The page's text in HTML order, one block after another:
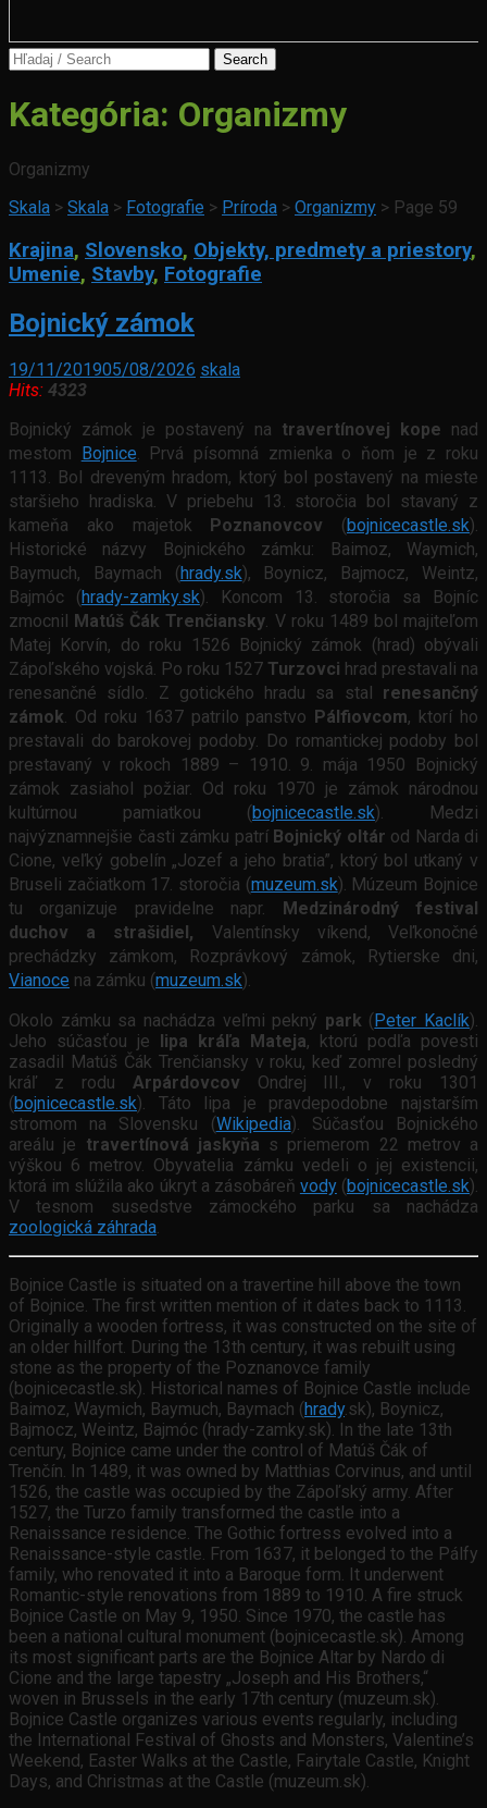
Search
Kategória: Organizmy
Organizmy
Skala > Skala > Fotografie > Príroda > Organizmy > Page 59
Krajina, Slovensko, Objekty, predmety a priestory,
Umenie, Stavby, Fotografie
Bojnický zámok
19/11/201905/08/2026 skala
Hits: 4323
Bojnický zámok je postavený na travertínovej kope nad
mestom
Bojnice. Prvá písomná zmienka o ňom je z roku
1113. Bol dreveným hradom, ktorý bol postavený na mieste
staršieho hradiska. V priebehu 13. storočia bol stavaný z
kameňa ako majetok
Poznanovcov (bojnicecastle.sk).
Historické názvy Bojnického zámku: Baimoz, Waymich,
Baymuch, Baymach (hrady.sk), Boynicz, Bajmocz, Weintz,
Bajmóc (hrady-zamky.sk). Koncom 13. storočia sa Bojníc
zmocnil
Matúš Čák Trenčiansky. V roku 1489 bol majiteľom
Matej Korvín, do roku 1526 Bojnický zámok (hrad) obývali
Zápoľského vojská. Po roku 1527 Turzovci hrad prestavali na
renesančné sídlo. Z gotického hradu sa stal renesančný
zámok. Od roku 1637 patrilo panstvo Pálfiovcom, ktorí ho
prestavali do barokovej podoby. Do romantickej podoby bol
prestavaný v rokoch 1889 – 1910. 9. mája 1950 Bojnický
zámok zasiahol požiar. Od roku 1970 je zámok národnou
kultúrnou pamiatkou (bojnicecastle.sk). Medzi
najvýznamnejšie časti zámku patrí Bojnický oltár od Narda di
Cione, veľký gobelín „Jozef a jeho bratia”, ktorý bol utkaný v
Bruseli začiatkom 17. storočia (muzeum.sk). Múzeum Bojnice
tu organizuje pravidelne napr.
Medzinárodný festival
duchov a strašidiel, Valentínsky víkend, Veľkonočné
prechádzky zámkom, Rozprávkový zámok, Rytierske dni,
Vianoce na zámku (muzeum.sk).
Okolo zámku sa nachádza veľmi pekný park ( Peter Kaclík).
Jeho súčasťou je
lipa kráľa Mateja, ktorú podľa povesti
zasadil Matúš Čák Trenčiansky v roku, keď zomrel posledný
kráľ z rodu Arpárdovcov Ondrej III., v roku 1301
(bojnicecastle.sk). Táto lipa je pravdepodobne najstarším
stromom na Slovensku (Wikipedia). Súčasťou Bojnického
areálu je travertínová jaskyňa s priemerom 22 metrov a
výškou 6 metrov. Obyvatelia zámku vedeli o jej existencii,
ktorá im slúžila ako úkryt a zásobáreň vody(bojnicecastle.sk).
V tesnom susedstve zámockého parku sa nachádza
zoologická záhrada.
Bojnice Castle is situated on a travertine hill above the town
of Bojnice. The first written mention of it dates back to 1113.
Originally a wooden fortress, it was constructed on the site of
an older hillfort. During the 13th century, it was rebuilt using
stone as the property of the Poznanovce family
(bojnicecastle.sk). Historical names of Bojnice Castle include
Baimoz, Waymich, Baymuch, Baymach (hrady.sk), Boynicz,
Bajmocz, Weintz, Bajmóc (hrady-zamky.sk). In the late 13th
century, Bojnice came under the control of Matúš Čák of
Trenčín. In 1489, it was owned by Matthias Corvinus, and until
1526, the castle was occupied by the Zápoľský army. After
1527, the Turzo family transformed the castle into a
Renaissance residence. The Gothic fortress evolved into a
Renaissance-style castle. From 1637, it belonged to the Pálfy
family, who renovated it into a Baroque form. It underwent
Romantic-style renovations from 1889 to 1910. A fire struck
Bojnice Castle on May 9, 1950. Since 1970, the castle has
been a national cultural monument (bojnicecastle.sk). Among
its most significant parts are the Bojnice Altar by Nardo di
Cione and the large tapestry „Joseph and His Brothers,“
woven in Brussels in the early 17th century (muzeum.sk).
Bojnice Castle organizes various events regularly, including
the International Festival of Ghosts and Monsters, Valentine’s
Weekend, Easter Walks at the Castle, Fairytale Castle, Knight
Days, and Christmas at the Castle (muzeum.sk).